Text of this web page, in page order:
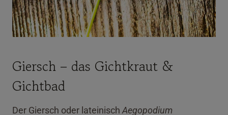
Giersch – das Gichtkraut &
Gichtbad
Der Giersch oder lateinischAegopodium